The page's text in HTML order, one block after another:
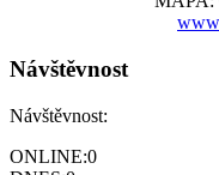
Návštěvnost
Návštěvnost:
ONLINE:0